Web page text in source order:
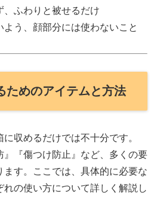
ふわりと被せるだけ
う、顔部分には使わないこと
ためのアイテムと方法
収めるだけでは不十分です。
』『傷つけ防止』など、多くの要
す。ここでは、具体的に必要な
の使い方について詳しく解説し